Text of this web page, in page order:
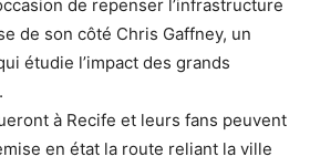
de repenser l’infrastructure
de son côté Chris Gaffney, un
étudie l’impact des grands
à Recife et leurs fans peuvent
en état la route reliant la ville